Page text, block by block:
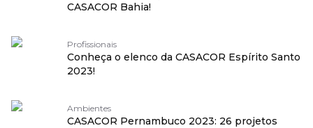
CASACOR Bahia!
Profissionais
Conheça o elenco da CASACOR Espírito Santo
2023!
Ambientes
CASACOR Pernambuco 2023: 26 projetos